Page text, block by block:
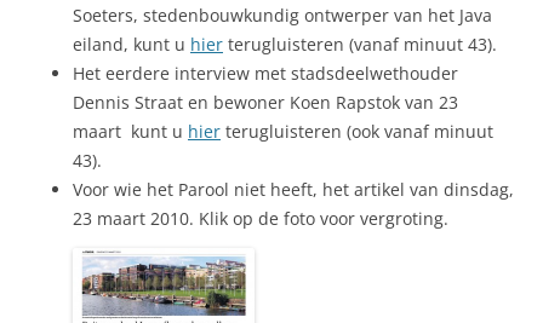
Soeters, stedenbouwkundig ontwerper van het Java
eiland, kunt u hier terugluisteren (vanaf minuut 43).
Het eerdere interview met stadsdeelwethouder
Dennis Straat en bewoner Koen Rapstok van 23
maart kunt u hier terugluisteren (ook vanaf minuut
43).
Voor wie het Parool niet heeft, het artikel van dinsdag,
23 maart 2010. Klik op de foto voor vergroting.